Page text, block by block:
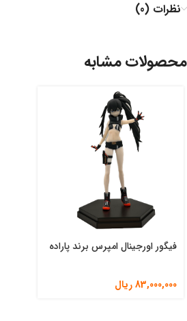
نظرات (0)
محصولات مشابه
فیگور اورجینال امپرس برند پاراده
83,000,000ریال